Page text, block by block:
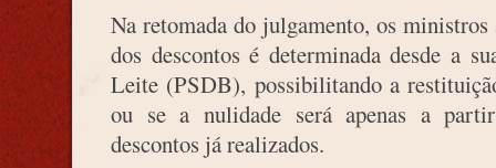
Na retomada do julgamento, os
dos descontos é determinada desde a
Leite (PSDB), possibilitando a
ou se a nulidade será apenas a
descontos já realizados.